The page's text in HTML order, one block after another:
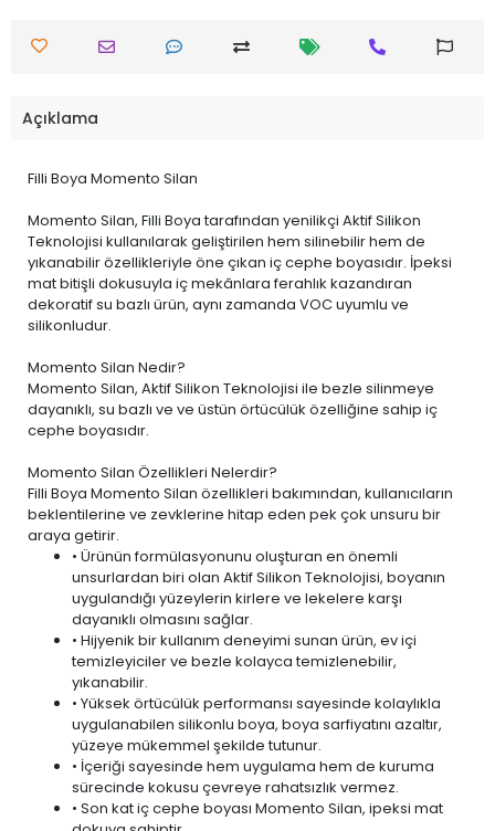
Açıklama
Filli Boya Momento Silan
Momento Silan, Filli Boya tarafından yenilikçi Aktif Silikon
Teknolojisi kullanılarak geliştirilen hem silinebilir hem de
yıkanabilir özellikleriyle öne çıkan iç cephe boyasıdır. İpeksi
mat bitişli dokusuyla iç mekânlara ferahlık kazandıran
dekoratif su bazlı ürün, aynı zamanda VOC uyumlu ve
silikonludur.
Momento Silan Nedir?
Momento Silan, Aktif Silikon Teknolojisi ile bezle silinmeye
dayanıklı, su bazlı ve ve üstün örtücülük özelliğine sahip iç
cephe boyasıdır.
Momento Silan Özellikleri Nelerdir?
Filli Boya Momento Silan özellikleri bakımından, kullanıcıların
beklentilerine ve zevklerine hitap eden pek çok unsuru bir
araya getirir.
• Ürünün formülasyonunu oluşturan en önemli
unsurlardan biri olan Aktif Silikon Teknolojisi, boyanın
uygulandığı yüzeylerin kirlere ve lekelere karşı
dayanıklı olmasını sağlar.
• Hijyenik bir kullanım deneyimi sunan ürün, ev içi
temizleyiciler ve bezle kolayca temizlenebilir,
yıkanabilir.
• Yüksek örtücülük performansı sayesinde kolaylıkla
uygulanabilen silikonlu boya, boya sarfiyatını azaltır,
yüzeye mükemmel şekilde tutunur.
• İçeriği sayesinde hem uygulama hem de kuruma
sürecinde kokusu çevreye rahatsızlık vermez.
• Son kat iç cephe boyası Momento Silan, ipeksi mat